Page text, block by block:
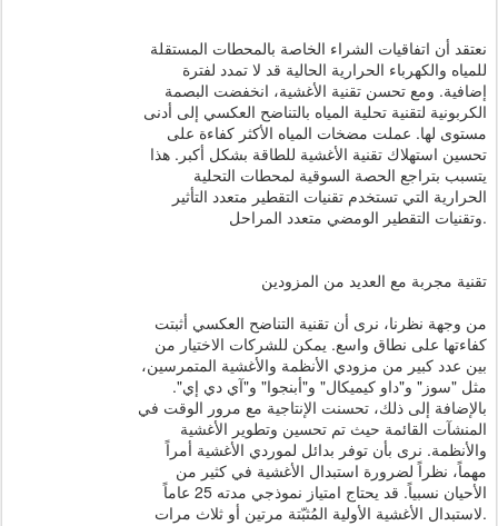
نعتقد أن اتفاقيات الشراء الخاصة بالمحطات المستقلة
للمياه والكهرباء الحرارية الحالية قد لا تمدد لفترة
إضافية. ومع تحسن تقنية الأغشية، انخفضت البصمة
الكربونية لتقنية تحلية المياه بالتناضح العكسي إلى أدنى
مستوى لها. عملت مضخات المياه الأكثر كفاءة على
تحسين استهلاك تقنية الأغشية للطاقة بشكل أكبر. هذا
يتسبب بتراجع الحصة السوقية لمحطات التحلية
الحرارية التي تستخدم تقنيات التقطير متعدد التأثير
وتقنيات التقطير الومضي متعدد المراحل.
تقنية مجربة مع العديد من المزودين
من وجهة نظرنا، نرى أن تقنية التناضح العكسي أثبتت
كفاءتها على نطاق واسع. يمكن للشركات الاختيار من
بين عدد كبير من مزودي الأنظمة والأغشية المتمرسين،
مثل "سوز" و"داو كيميكال" و"أبنجوا" و"آي دي إي".
بالإضافة إلى ذلك، تحسنت الإنتاجية مع مرور الوقت في
المنشآت القائمة حيث تم تحسين وتطوير الأغشية
والأنظمة. نرى بأن توفر بدائل لموردي الأغشية أمراً
مهماً، نظراً لضرورة استبدال الأغشية في كثير من
الأحيان نسبياً. قد يحتاج امتياز نموذجي مدته 25 عاماً
لاستبدال الأغشية الأولية المُثبّتة مرتين أو ثلاث مرات.